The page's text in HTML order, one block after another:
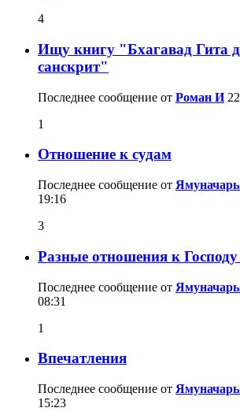
4
Ищу книгу "Бхагавад Гита
санскрит"
Последнее сообщение от Роман И
1
Отношение к судам
Последнее сообщение от
19:16
3
Разные отношения к
Последнее сообщение от
08:31
1
Впечатления
Последнее сообщение от
15:23